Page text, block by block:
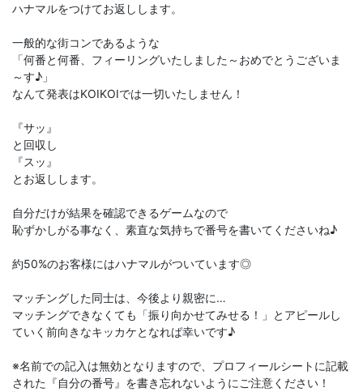
ハナマルをつけてお返しします。
一般的な街コンであるような
「何番と何番、フィーリングいたしました～おめでとうございま
～す♪」
なんて発表はKOIKOIでは一切いたしません！
『サッ』
と回収し
『スッ』
とお返しします。
自分だけが結果を確認できるゲームなので
恥ずかしがる事なく、素直な気持ちで番号を書いてくださいね♪
約50%のお客様にはハナマルがついています◎
マッチングした同士は、今後より親密に…
マッチングできなくても「振り向かせてみせる！」とアピールし
ていく前向きなキッカケとなれば幸いです♪
※名前での記入は無効となりますので、プロフィールシートに記載
された『自分の番号』を書き忘れないようにご注意ください！